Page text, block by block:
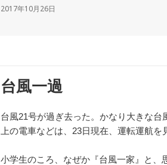
2017年10月26日
台風一過
台風21号が過ぎ去った。かなり大きな
上の電車などは、23日現在、運転運航
小学生のころ、なぜか『台風一家』と、